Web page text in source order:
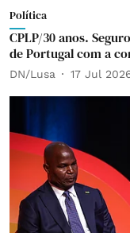
Política
CPLP/30 anos.
de Portugal com a
DN/Lusa 17 Jul